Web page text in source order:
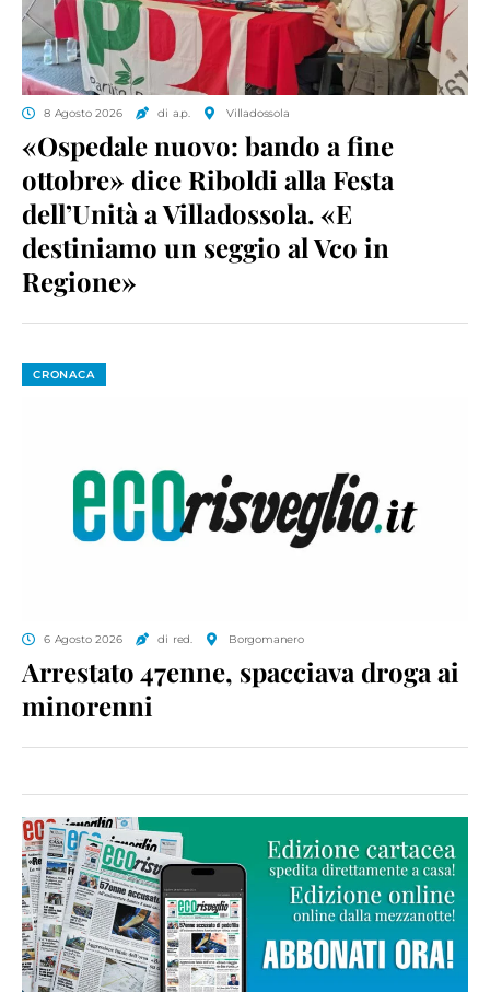
8 Agosto 2026 di a.p. Villadossola
«Ospedale nuovo: bando a fine
ottobre» dice Riboldi alla Festa
dell’Unità a Villadossola. «E
destiniamo un seggio al Vco in
Regione»
CRONACA
6 Agosto 2026 di red. Borgomanero
Arrestato 47enne, spacciava droga ai
minorenni